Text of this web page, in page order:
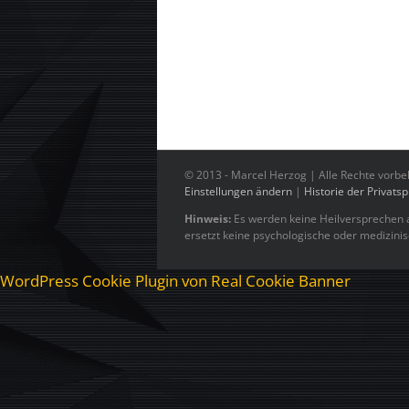
© 2013 - Marcel Herzog | Alle Rechte
Einstellungen ändern | Historie der
Hinweis: Es werden keine
ersetzt keine psychologische oder
WordPress Cookie Plugin von Real Cookie Banner